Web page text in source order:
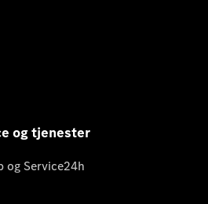
og tjenester
og Service24h